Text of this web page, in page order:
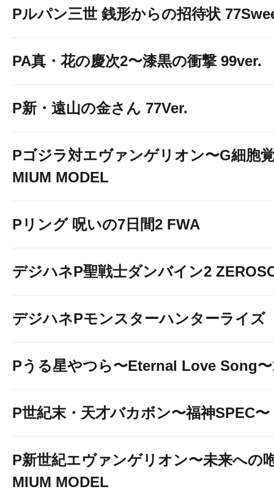
Pルパン三世 銭形からの招待状
PA真・花の慶次2〜漆黒の衝撃 99ver.
P新・遠山の金さん 77Ver.
Pゴジラ対エヴァンゲリオン〜G細胞
MIUM MODEL
Pリング 呪いの7日間2 FWA
デジハネP聖戦士ダンバイン2
デジハネPモンスターハンターライズ
Pうる星やつら〜Eternal Love Song
P世紀末・天才バカボン〜福神SPEC〜
P新世紀エヴァンゲリオン〜未来への
MIUM MODEL